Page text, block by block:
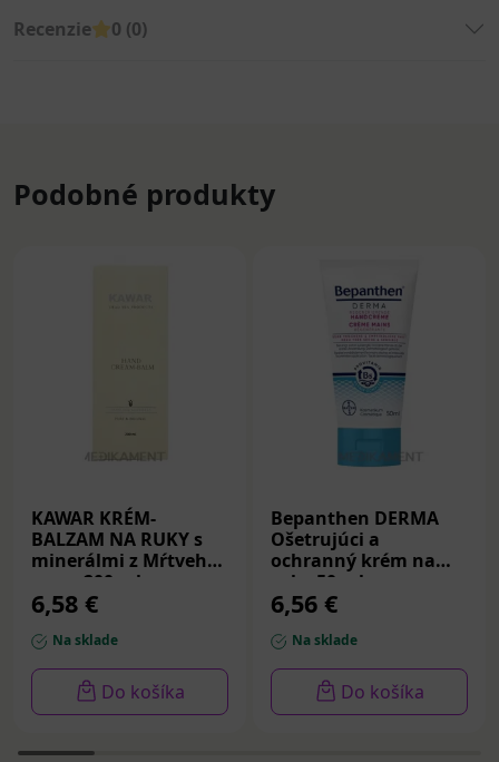
Recenzie 0 (0)
Podobné produkty
KAWAR KRÉM-
BALZAM NA RUKY s
minerálmi z Mŕtveho
mora 200 ml
6,58 €
Na sklade
Do košíka
Bepanthen DERMA
Ošetrujúci a
ochranný krém na
ruky 50 ml
6,56 €
Na sklade
Do košíka